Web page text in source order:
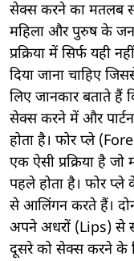
सेक्स करने का मतलब
महिला और पुरुष के
प्रक्रिया में सिर्फ
दिया जाना चाहिए
लिए जानकार बताते
सेक्स करने में और
होता है। फोर प्ले
एक ऐसी प्रक्रिया है
पहले होता है। फोर
से आलिंगन करते हैं।
अपने अधरों (Lips) से
दूसरे को सेक्स करने के